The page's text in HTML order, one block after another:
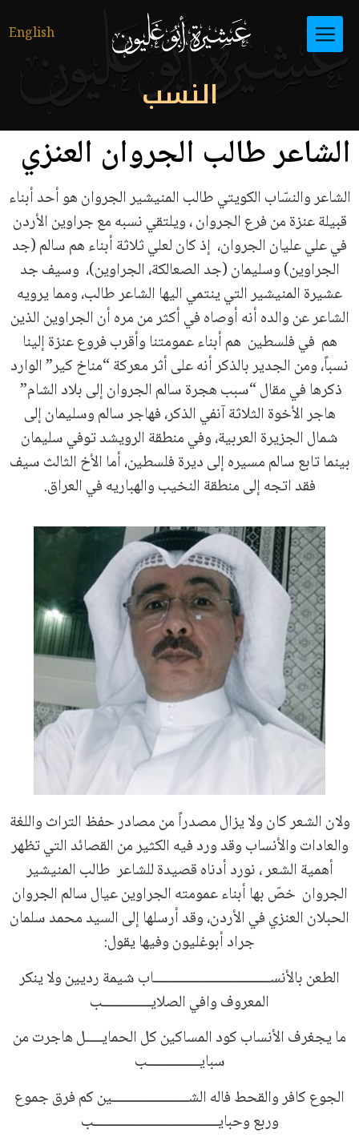
English
النسب
الشاعر طالب الجروان العنزي
الشاعر والنسّاب الكويتي طالب المنيشير الجروان هو أحد أبناء
قبيلة عنزة من فرع الجروان ، ويلتقي نسبه مع جراوين الأردن
في علي عليان الجروان، إذ كان لعلي ثلاثة أبناء هم سالم (جد
الجراوين) وسليمان (جد الصعالكة، الجراوين)، وسيف جد
عشيرة المنيشير التي ينتمي اليها الشاعر طالب، ومما يرويه
الشاعر عن والده أنه أوصاه في أكثر من مره أن الجراوين الذين
هم في فلسطين هم أبناء عمومتنا وأقرب فروع عنزة إلينا
نسباً، ومن الجدير بالذكر أنه على أثر معركة “مناخ كير” الوارد
ذكرها في مقال “سبب هجرة سالم الجروان إلى بلاد الشام”
هاجر الأخوة الثلاثة آنفي الذكر، فهاجر سالم وسليمان إلى
شمال الجزيرة العربية، وفي منطقة الرويشد توفي سليمان
بينما تابع سالم مسيره إلى ديرة فلسطين، أما الأخ الثالث سيف
فقد اتجه إلى منطقة النخيب والهباريه في العراق.
ولان الشعر كان ولا يزال مصدراً من مصادر حفظ التراث واللغة
والعادات والأنساب وقد ورد فيه الكثير من القصائد التي تظهر
أهمية الشعر ، نورد أدناه قصيدة للشاعر طالب المنيشير
الجروان خصّ بها أبناء عمومته الجراوين عيال سالم الجروان
الحبلان العنزي في الأردن، وقد أرسلها إلى السيد محمد سلمان
جراد أبوغليون وفيها يقول:
الطعن بالأنســـــــــــــــــــــــــــــاب شيمة رديين ولا ينكر
المعروف وافي الصلايــــــــــــب
ما يجغرف الأنساب كود المساكين كل الحمايــــل هاجرت من
سبايـــــــــــــب
الجوع كافر والقحط فاله الشـــــــــــــــــــين كم فرق جموع
وربع وحبايـــــــــــــــــــــــــــــــب